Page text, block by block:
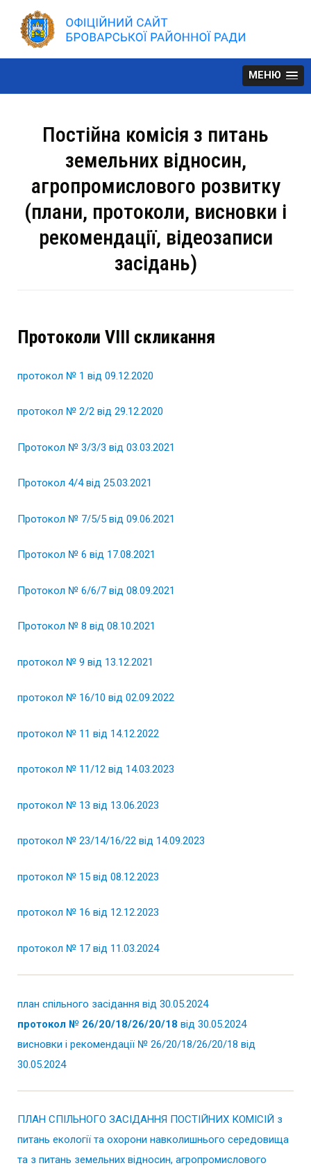
to
content
МЕНЮ
Постійна комісія з питань
земельних відносин,
агропромислового розвитку
(плани, протоколи, висновки і
рекомендації, відеозаписи
засідань)
Протоколи VІІІ скликання
протокол № 1 від 09.12.2020
протокол № 2/2 від 29.12.2020
Протокол № 3/3/3 від 03.03.2021
Протокол 4/4 від 25.03.2021
Протокол № 7/5/5 від 09.06.2021
Протокол № 6 від 17.08.2021
Протокол № 6/6/7 від 08.09.2021
Протокол № 8 від 08.10.2021
протокол № 9 від 13.12.2021
протокол № 16/10 від 02.09.2022
протокол № 11 від 14.12.2022
протокол № 11/12 від 14.03.2023
протокол № 13 від 13.06.2023
протокол № 23/14/16/22 від 14.09.2023
протокол № 15 від 08.12.2023
протокол № 16 від 12.12.2023
протокол № 17 від 11.03.2024
план спільного засідання від 30.05.2024
протокол № 26/20/18/26/20/18 від 30.05.2024
висновки і рекомендації № 26/20/18/26/20/18 від
30.05.2024
ПЛАН СПІЛЬНОГО ЗАСІДАННЯ ПОСТІЙНИХ КОМІСІЙ з
питань екології та охорони навколишнього середовища
та з питань земельних відносин, агропромислового